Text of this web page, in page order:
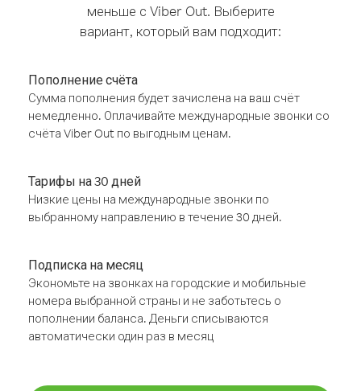
меньше с Viber Out. Выберите
вариант, который вам подходит:
Пополнение счёта
Сумма пополнения будет зачислена на ваш счёт
немедленно. Оплачивайте международные звонки со
счёта Viber Out по выгодным ценам.
Тарифы на 30 дней
Низкие цены на международные звонки по
выбранному направлению в течение 30 дней.
Подписка на месяц
Экономьте на звонках на городские и мобильные
номера выбранной страны и не заботьтесь о
пополнении баланса. Деньги списываются
автоматически один раз в месяц